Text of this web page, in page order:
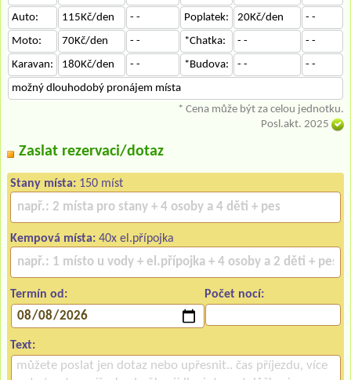
Auto:
115Kč/den - - Poplatek: 20Kč/den
- -
Moto:
70Kč/den - - *Chatka: - -
- -
Karavan:
180Kč/den - - *Budova: - -
- -
možný dlouhodobý pronájem místa
* Cena může být za celou jednotku.
Posl.akt. 2025
Zaslat rezervaci/dotaz
Stany místa: 150 míst
Kempová místa: 40x el.přípojka
Termín od: Počet nocí:
Text: